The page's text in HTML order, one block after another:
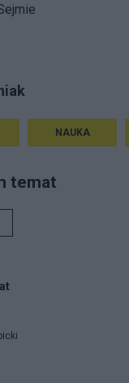
NAUKA
temat